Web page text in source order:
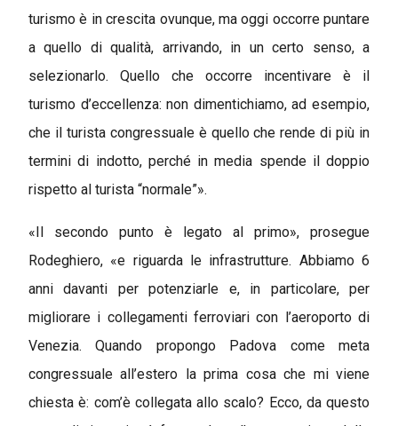
turismo è in crescita ovunque, ma oggi occorre puntare
a quello di qualità, arrivando, in un certo senso, a
selezionarlo. Quello che occorre incentivare è il
turismo d’eccellenza: non dimentichiamo, ad esempio,
che il turista congressuale è quello che rende di più in
termini di indotto, perché in media spende il doppio
rispetto al turista “normale”».
«Il secondo punto è legato al primo», prosegue
Rodeghiero, «e riguarda le infrastrutture. Abbiamo 6
anni davanti per potenziarle e, in particolare, per
migliorare i collegamenti ferroviari con l’aeroporto di
Venezia. Quando propongo Padova come meta
congressuale all’estero la prima cosa che mi viene
chiesta è: com’è collegata allo scalo? Ecco, da questo